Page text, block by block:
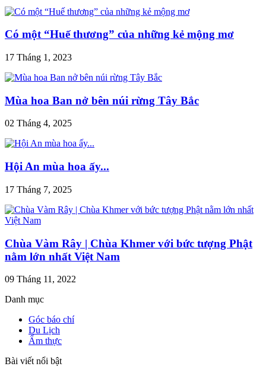
Có một “Huế thương” của những kẻ mộng mơ
17 Tháng 1, 2023
Mùa hoa Ban nở bên núi rừng Tây Bắc
02 Tháng 4, 2025
Hội An mùa hoa ấy...
17 Tháng 7, 2025
Chùa Vàm Rây | Chùa Khmer với bức tượng Phật
nằm lớn nhất Việt Nam
09 Tháng 11, 2022
Danh mục
Góc báo chí
Du Lịch
Ẩm thực
Bài viết nổi bật